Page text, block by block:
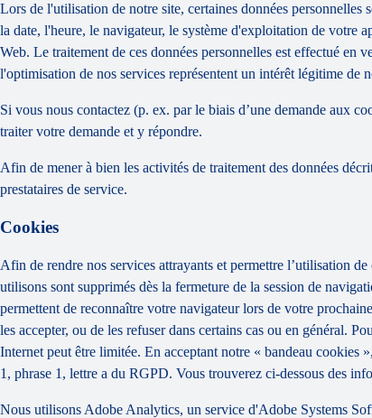
Lors de l'utilisation de notre site, certaines données
la date, l'heure, le navigateur, le système d'exploitation de votre
Web. Le traitement de ces données personnelles est effectué
l'optimisation de nos services représentent un intérêt légitime de
Si vous nous contactez (p. ex. par le biais d’une demande aux
traiter votre demande et y répondre.
Afin de mener à bien les activités de traitement des données
prestataires de service.
Cookies
Afin de rendre nos services attrayants et permettre l’utilisation
utilisons sont supprimés dès la fermeture de la session de
permettent de reconnaître votre navigateur lors de votre
les accepter, ou de les refuser dans certains cas ou en général.
Internet peut être limitée. En acceptant notre « bandeau cookies
1, phrase 1, lettre a du RGPD. Vous trouverez ci-dessous des
Nous utilisons Adobe Analytics, un service d'Adobe Systems